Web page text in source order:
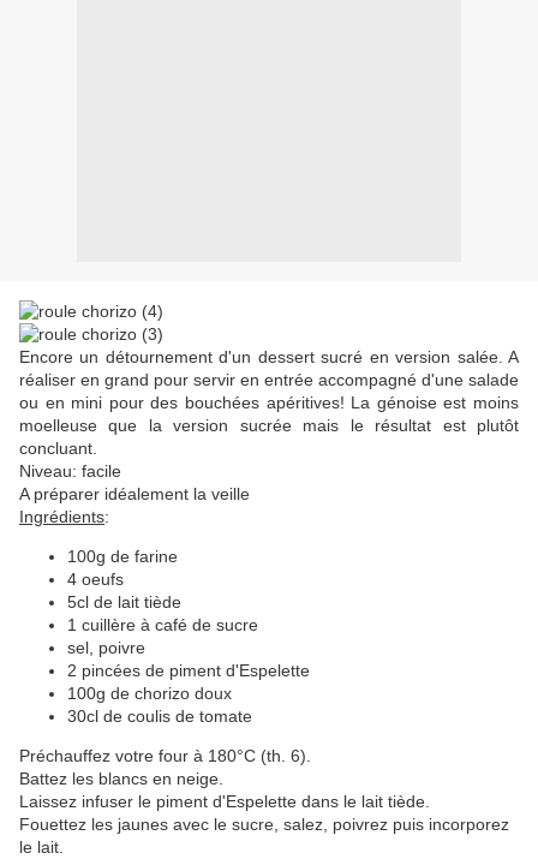
Encore un détournement d'un dessert sucré en version salée. A
réaliser en grand pour servir en entrée accompagné d'une salade
ou en mini pour des bouchées apéritives! La génoise est moins
moelleuse que la version sucrée mais le résultat est plutôt
concluant.
Niveau: facile
A préparer idéalement la veille
Ingrédients:
100g de farine
4 oeufs
5cl de lait tiède
1 cuillère à café de sucre
sel, poivre
2 pincées de piment d'Espelette
100g de chorizo doux
30cl de coulis de tomate
Préchauffez votre four à 180°C (th. 6).
Battez les blancs en neige.
Laissez infuser le piment d'Espelette dans le lait tiède.
Fouettez les jaunes avec le sucre, salez, poivrez puis incorporez
le lait.